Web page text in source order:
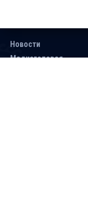
Новости
Медиагалерея